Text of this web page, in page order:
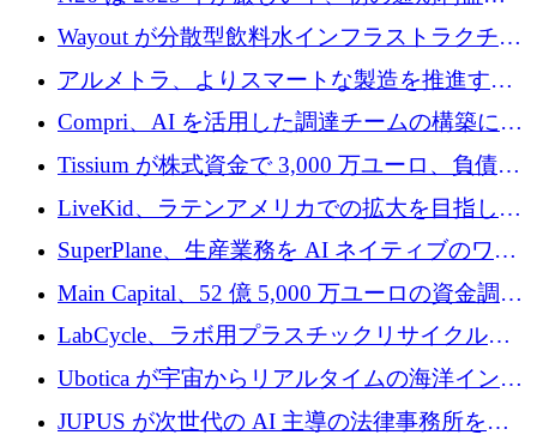
達成
Wayout が分散型飲料水インフラストラクチャ
プラットフォームを拡張するために 242 万ユ
ーロを調達
アルメトラ、よりスマートな製造を推進する
ためにシリーズ A で 1,630 万ユーロを確保
Compri、AI を活用した調達チームの構築に
320 万ユーロを確保
Tissium が株式資金で 3,000 万ユーロ、負債で
3,000 万ユーロを調達
LiveKid、ラテンアメリカでの拡大を目指して
Aldea を買収
SuperPlane、生産業務を AI ネイティブのワー
クフロー層に変えるために 260 万ドルを確保
Main Capital、52 億 5,000 万ユーロの資金調達
でエンタープライズ ソフトウェアの開発を倍
LabCycle、ラボ用プラスチックリサイクルシ
ステムを商業化し、焼却廃棄物を削減するた
めに43万ポンドを確保
Ubotica が宇宙からリアルタイムの海洋インテ
リジェンスを拡張するために 1,100 万ドルを
JUPUS が次世代の AI 主導の法律事務所を強